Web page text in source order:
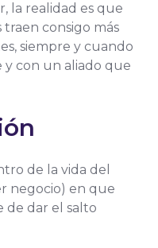
la realidad es que
traen consigo más
siempre y cuando
y con un aliado que
de la vida del
negocio) en que
de dar el salto